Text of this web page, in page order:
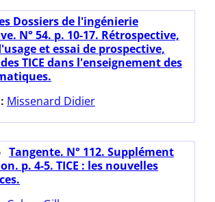
Dossiers de l'ingénierie
N° 54. p. 10-17. Rétrospective,
et essai de prospective,
TICE dans l'enseignement des
Missenard Didier
Tangente. N° 112. Supplément
p. 4-5. TICE : les nouvelles